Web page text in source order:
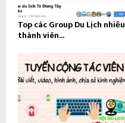
Top các Group Du Lịch nhiều
thành viên...